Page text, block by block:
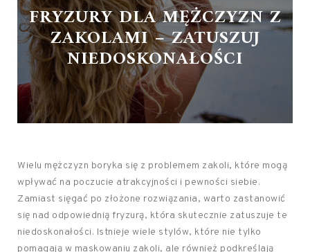
FRYZURY DLA MĘŻCZYZN Z
ZAKOLAMI – ZATUSZUJ
NIEDOSKONAŁOŚCI
Wielu mężczyzn boryka się z problemem zakoli, które mogą
wpływać na poczucie atrakcyjności i pewności siebie.
Zamiast sięgać po złożone rozwiązania, warto zastanowić
się nad odpowiednią fryzurą, która skutecznie zatuszuje te
niedoskonałości. Istnieje wiele stylów, które nie tylko
pomagają w maskowaniu zakoli, ale również podkreślają